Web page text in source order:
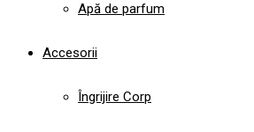
Apă de parfum
Accesorii
Îngrijire Corp